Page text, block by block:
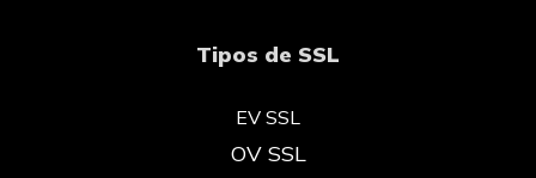
Tipos de SSL
EV SSL
OV SSL